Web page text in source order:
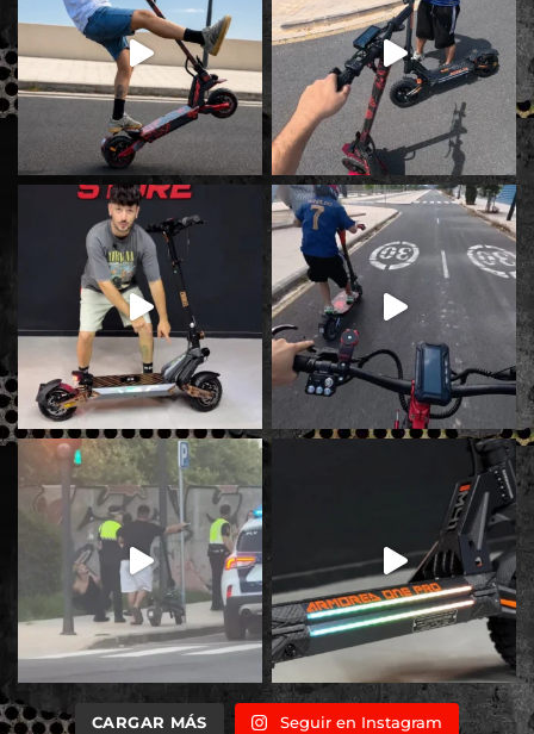
CARGAR MÁS Seguir en Instagram